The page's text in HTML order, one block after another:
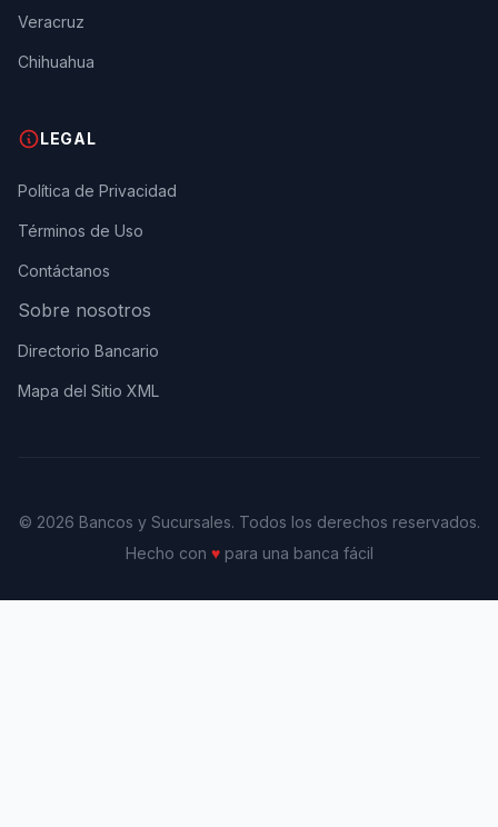
Veracruz
Chihuahua
LEGAL
Política de Privacidad
Términos de Uso
Contáctanos
Sobre nosotros
Directorio Bancario
Mapa del Sitio XML
© 2026 Bancos y Sucursales. Todos los derechos reservados.
Hecho con ♥para una banca fácil